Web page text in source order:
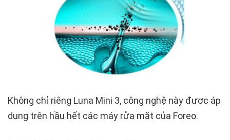
Không chỉ riêng Luna Mini 3, công nghệ này được áp
dụng trên hầu hết các máy rửa mặt của Foreo.